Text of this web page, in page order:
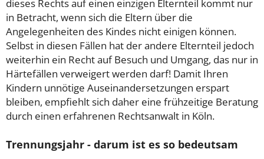
dieses Rechts auf einen einzigen Elternteil kommt nur
in Betracht, wenn sich die Eltern über die
Angelegenheiten des Kindes nicht einigen können.
Selbst in diesen Fällen hat der andere Elternteil jedoch
weiterhin ein Recht auf Besuch und Umgang, das nur in
Härtefällen verweigert werden darf! Damit Ihren
Kindern unnötige Auseinandersetzungen erspart
bleiben, empfiehlt sich daher eine frühzeitige Beratung
durch einen erfahrenen Rechtsanwalt in Köln.
Trennungsjahr - darum ist es so bedeutsam